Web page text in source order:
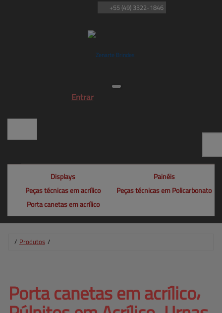
Entrar
+55 (49) 3322-1846
Displays
Painéis
Peças técnicas em acrílico
Peças técnicas em Policarbonato
Porta canetas em acrílico
/ Produtos /